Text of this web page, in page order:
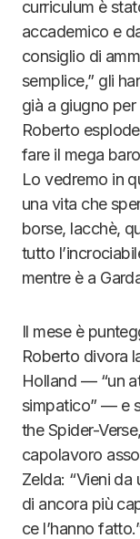
curriculum è
accademico e
consiglio di
semplice,” gli
già a giugno per
Roberto
fare il mega
Lo vedremo in
una vita che
borse, lacchè,
tutto
mentre è a
Il mese è
Roberto divora
Holland — “un
simpatico” — e
the Spider-
capolavoro
Zelda: “Vieni
di ancora più
ce l’hanno